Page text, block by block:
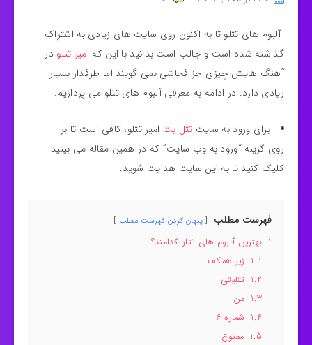
آلبوم های تتلو تا به اکنون روی سایت های زیادی به اشتراک
گذاشته شده است و جالب است بدانید با این که امیر تتلو در
آهنگ هایش چیزی جز فحاشی نمی گویند اما طرفدار بسیار
زیادی دارد. در ادامه به معرفی آلبوم های تتلو می پردازیم.
برای ورود به سایت تتل بت امیر تتلو، کافی است تا بر
روی گزینه “ورود به وب سایت” که در همین مقاله می بینید
کلیک کنید تا به این سایت هدایت شوید.
فهرست مطلب پنهان کردن فهرست مطلب
1 بهترین آلبوم های تتلو کدامند؟
1.1 زیر همکف
1.2 تتلیتی
1.3 من
1.4 شماره ۶
1.5 ممنوع